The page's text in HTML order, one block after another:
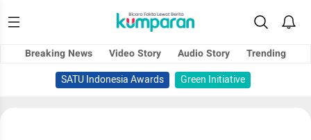
Breaking News Video Story Audio Story
Trending
SATU Indonesia Awards
Green Initiative